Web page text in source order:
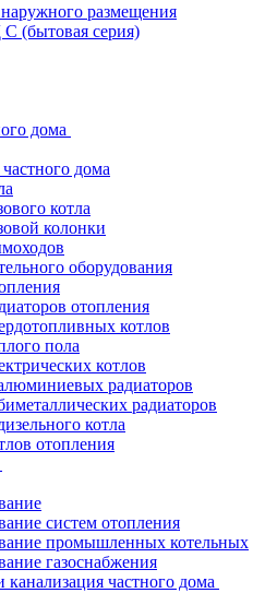
размещения
(бытовая серия)
дома
дома
котла
колонки
оборудования
отопления
котлов
пола
котлов
радиаторов
радиаторов
котла
отопления
систем отопления
промышленных котельных
газоснабжения
частного дома